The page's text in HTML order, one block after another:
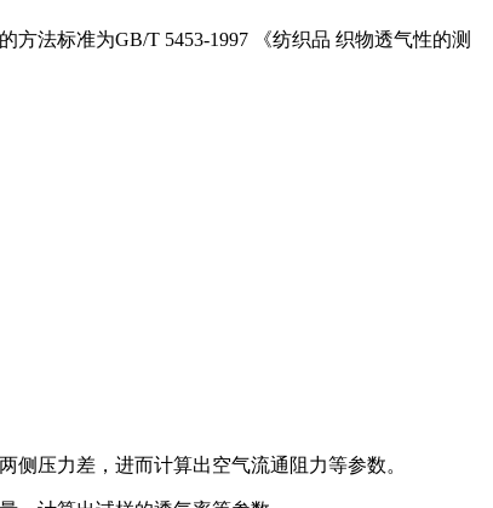
法标准为GB/T 5453-1997 《纺织品 织物透气性的测
压力差，进而计算出空气流通阻力等参数。